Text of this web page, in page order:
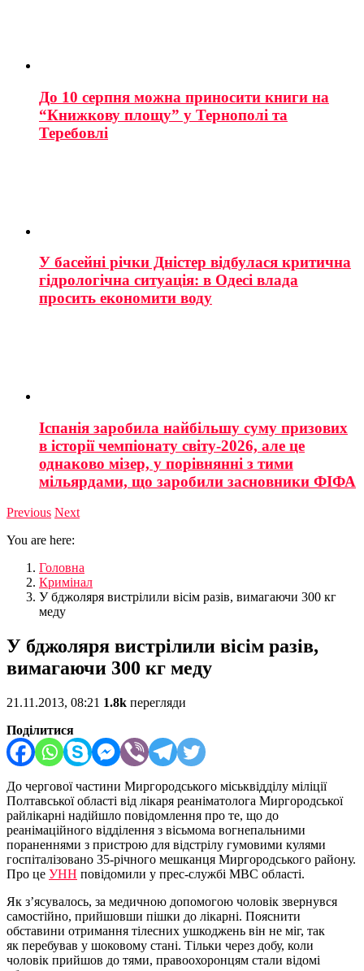
До 10 серпня можна приносити книги на
“Книжкову площу” у Тернополі та
Теребовлі
У басейні річки Дністер відбулася критична
гідрологічна ситуація: в Одесі влада
просить економити воду
Іспанія заробила найбільшу суму призових
в історії чемпіонату світу-2026, але це
однаково мізер, у порівнянні з тими
мільярдами, що заробили засновники ФІФА
Previous Next
You are here:
Головна
Кримінал
У бджоляря вистрілили вісім разів, вимагаючи 300 кг
меду
У бджоляря вистрілили вісім разів,
вимагаючи 300 кг меду
21.11.2013, 08:21 1.8k перегляди
Поділитися
До чергової частини Миргородського міськвідділу міліції
Полтавської області від лікаря реаніматолога Миргородської
райлікарні надійшло повідомлення про те, що до
реанімаційного відділення з вісьмома вогнепальними
пораненнями з пристрою для відстрілу гумовими кулями
госпіталізовано 35-річного мешканця Миргородського району.
Про це УНН повідомили у прес-службі МВС області.
Як з’ясувалось, за медичною допомогою чоловік звернувся
самостійно, прийшовши пішки до лікарні. Пояснити
обставини отримання тілесних ушкоджень він не міг, так
як перебував у шоковому стані. Тільки через добу, коли
чоловік прийшов до тями, правоохоронцям стали відомі